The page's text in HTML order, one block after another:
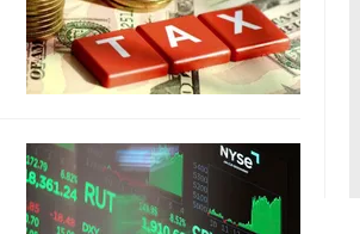
Thị trường
Tư vấn